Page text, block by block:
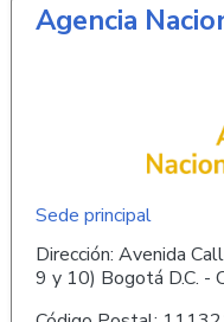
Agencia
Sede principal
Dirección: Avenida
9 y 10) Bogotá D.C. -